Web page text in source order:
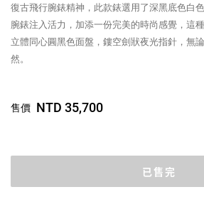
復古飛行腕錶精神，此款錶選用了深黑底色白
腕錶注入活力，加添一份完美的時尚感覺，這
立體同心圓黑色面盤，鏤空劍狀夜光指針，無
然。
售價 NTD 35,700
已售完